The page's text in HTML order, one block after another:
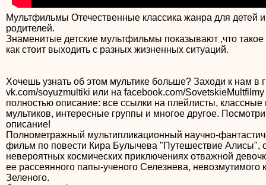
Мультфильмы Отечественные классика жанра для детей
родителей.
Знаменитые детские мультфильмы показывают ,что
как стоит выходить с разных жизненных ситуаций.
Хочешь узнать об этом мультике больше? Заходи к нам в
vk.com/soyuzmultiki или на facebook.com/
полностью описание: все ссылки на плейлисты, классные
мультиков, интересные группы и многое другое.
описание!
Полнометражный мультипликационный научно-
фильм по повести Кира Булычева "Путешествие Алисы",
невероятных космических приключениях отважной
ее рассеянного папы-ученого Селезнева, невозмутимого
Зеленого.